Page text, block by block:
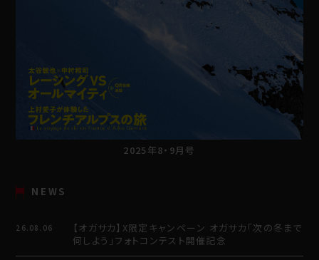
2025年8・9月号
NEWS
26.08.06
【オガサカ】X限定キャンペーン オガサカ「次の冬まで
何しよう」フォトコンテスト開催記念